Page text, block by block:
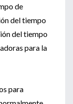
de
del tiempo
del tiempo
para la
para